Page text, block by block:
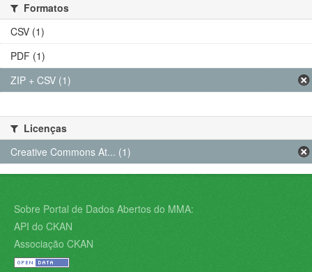
Formatos
CSV (1)
PDF (1)
ZIP + CSV (1)
Licenças
Creative Commons At... (1)
Sobre Portal de Dados Abertos do MMA:
API do CKAN
Associação CKAN